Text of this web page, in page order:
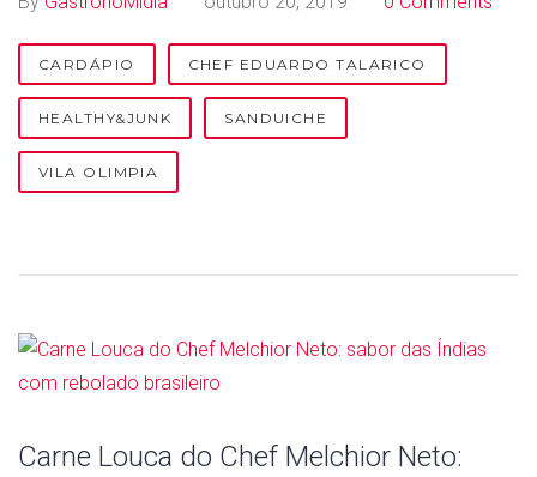
a
n
d
u
e
CARDÁPIO CHEF EDUARDO TALARICO
HEALTHY&JUNK SANDUICHE
VILA OLIMPIA
Carne Louca do Chef Melchior Neto: